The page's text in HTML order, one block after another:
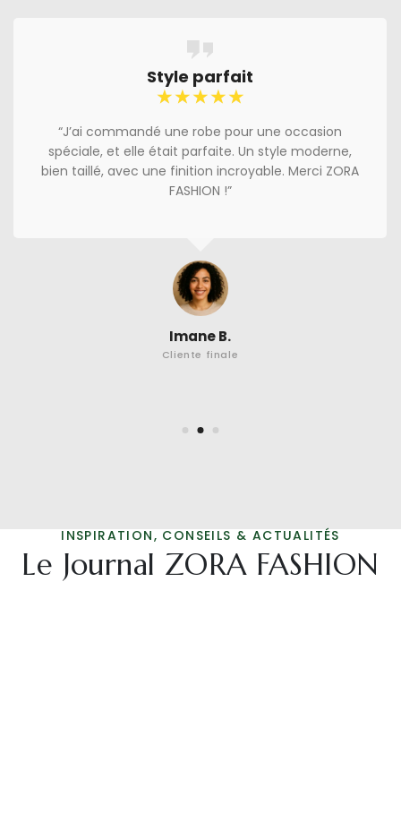
Imane B.
Cliente finale
Style parfait
☆☆☆☆☆
“J’ai commandé une robe pour une occasion
spéciale, et elle était parfaite. Un style moderne,
bien taillé, avec une finition incroyable. Merci ZORA
FASHION !”
INSPIRATION, CONSEILS & ACTUALITÉS
Le Journal ZORA FASHION